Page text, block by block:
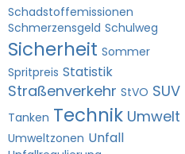
Schadstoffemissionen
Schmerzensgeld Schulweg
Sicherheit Sommer
Spritpreis Statistik
Straßenverkehr StVO SUV
Tanken Technik Umwelt
Umweltzonen Unfall